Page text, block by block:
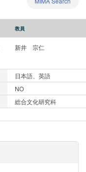
教員
新井 宗仁
日本語、英語
NO
総合文化研究科